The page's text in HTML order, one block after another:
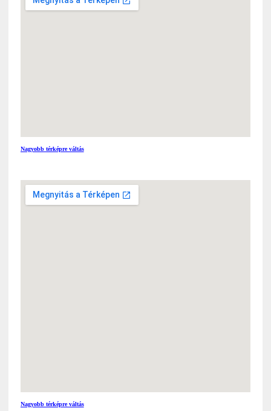
Nagyobb térképre váltás
Nagyobb térképre váltás